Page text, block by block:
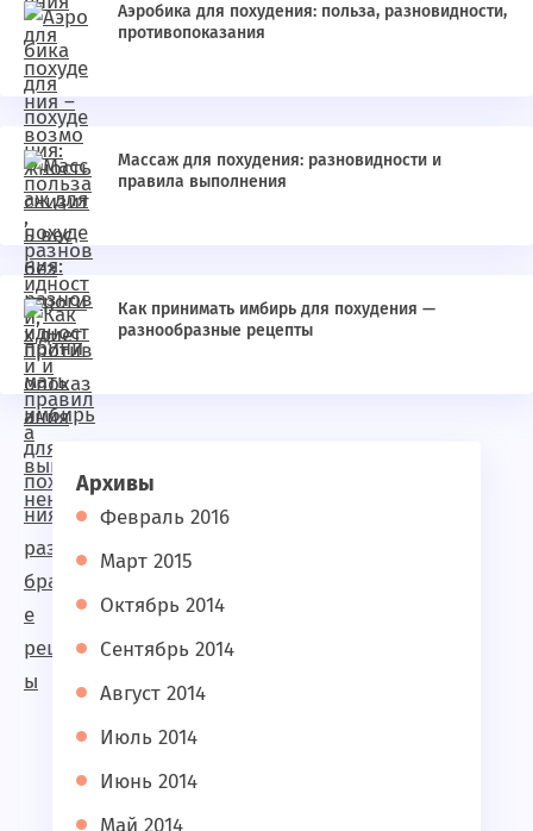
Аэробика для похудения: польза, разновидности,
противопоказания
Массаж для похудения: разновидности и
правила выполнения
Как принимать имбирь для похудения —
разнообразные рецепты
Архивы
Февраль 2016
Март 2015
Октябрь 2014
Сентябрь 2014
Август 2014
Июль 2014
Июнь 2014
Май 2014